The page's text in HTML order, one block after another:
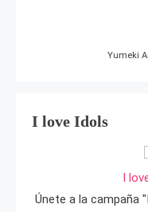
Yumeki
I love Idols
I
Únete a la campaña